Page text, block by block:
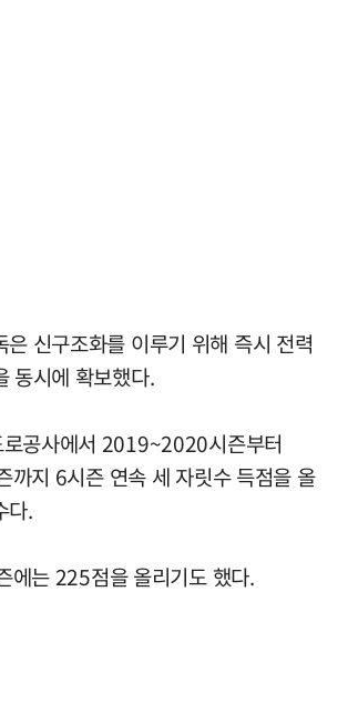
은 신구조화를 이루기 위해 즉시 전력
동시에 확보했다.
로공사에서 2019~2020시즌부터
지 6시즌 연속 세 자릿수 득점을 올
다.
는 225점을 올리기도 했다.